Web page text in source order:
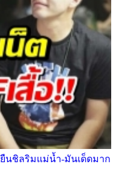
นชิลริมแม่น้ำ-มันเด็ดมาก